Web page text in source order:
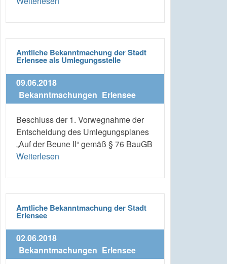
Amtliche Bekanntmachung der Stadt
Erlensee als Umlegungsstelle
09.06.2018
Bekanntmachungen Erlensee
Beschluss der 1. Vorwegnahme der
Entscheidung des Umlegungsplanes
„Auf der Beune II“ gemäß § 76 BauGB
Weiterlesen
Amtliche Bekanntmachung der Stadt
Erlensee
02.06.2018
Bekanntmachungen Erlensee